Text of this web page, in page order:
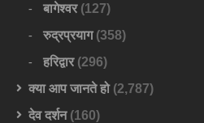
बागेश्वर(127)
रुद्रप्रयाग(358)
हरिद्वार(296)
क्या आप जानते हो(2,787)
देव दर्शन(160)